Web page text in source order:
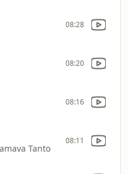
08:28
08:20
08:16
Tanto
08:11